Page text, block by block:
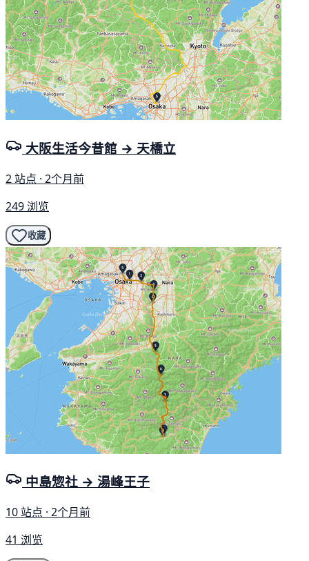
大阪生活今昔館 → 天橋立
2 站点 · 2个月前
249 浏览
收藏
中島惣社 → 湯峰王子
10 站点 · 2个月前
41 浏览